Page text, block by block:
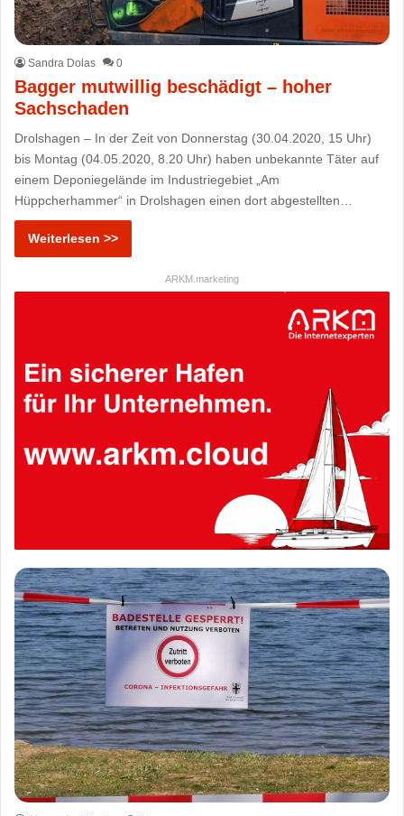
Sandra Dolas 0
Bagger mutwillig beschädigt – hoher
Sachschaden
Drolshagen – In der Zeit von Donnerstag (30.04.2020, 15 Uhr)
bis Montag (04.05.2020, 8.20 Uhr) haben unbekannte Täter auf
einem Deponiegelände im Industriegebiet „Am
Hüppcherhammer“ in Drolshagen einen dort abgestellten…
Weiterlesen >>
ARKM.marketing